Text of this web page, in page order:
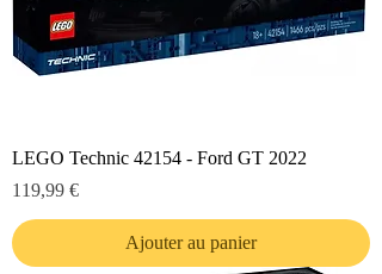
LEGO Technic 42154 - Ford GT 2022
Prix
119,99 €
Ajouter au panier